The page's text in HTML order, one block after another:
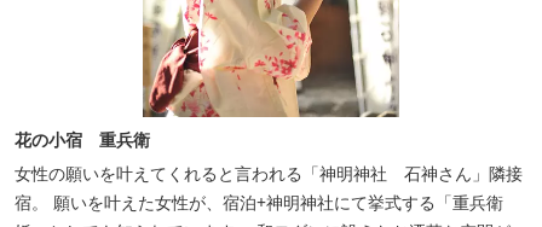
花の小宿 重兵衛
女性の願いを叶えてくれると言われる「神明神社 石神さん」隣接
宿。 願いを叶えた女性が、宿泊+神明神社にて挙式する「重兵衛